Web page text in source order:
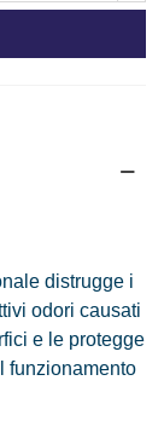
distrugge i
odori causati
e le protegge
funzionamento